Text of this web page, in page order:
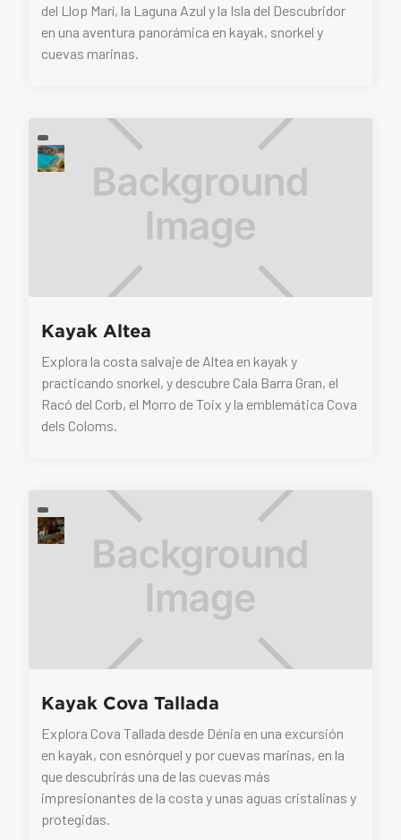
del Llop Marí, la Laguna Azul y la Isla del Descubridor
en una aventura panorámica en kayak, snorkel y
cuevas marinas.
Kayak Altea
Explora la costa salvaje de Altea en kayak y
practicando snorkel, y descubre Cala Barra Gran, el
Racó del Corb, el Morro de Toix y la emblemática Cova
dels Coloms.
Kayak Cova Tallada
Explora Cova Tallada desde Dénia en una excursión
en kayak, con esnórquel y por cuevas marinas, en la
que descubrirás una de las cuevas más
impresionantes de la costa y unas aguas cristalinas y
protegidas.